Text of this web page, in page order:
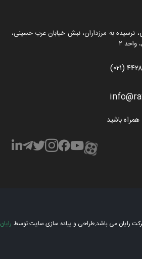
نرسیده به مرزداران، نبش خیابان عرب حسینی،
(۰۲۱)
باشید
رایان می باشد.طراحی و پیاده سازی سایت توسط رایان